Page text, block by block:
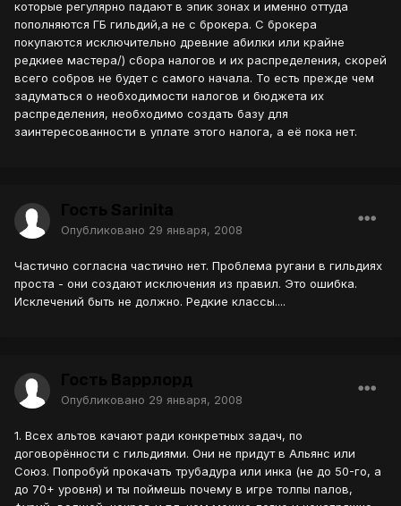
которые регулярно падают в эпик зонах и именно оттуда
пополняются ГБ гильдий,а не с брокера. С брокера
покупаются исключительно древние абилки или крайне
редкиее мастера/) сбора налогов и их распределения, скорей
всего собров не будет с самого начала. То есть прежде чем
задуматься о необходимости налогов и бюджета их
распределения, необходимо создать базу для
заинтересованности в уплате этого налога, а её пока нет.
Опубликовано 29 января, 2008
Частично согласна частично нет. Проблема ругани в гильдиях
проста - они создают исключения из правил. Это ошибка.
Исклечений быть не должно. Редкие классы....
Опубликовано 29 января, 2008
1. Всех альтов качают ради конкретных задач, по
договорённости с гильдиями. Они не придут в Альянс или
Союз. Попробуй прокачать трубадура или инка (не до 50-го, а
до 70+ уровня) и ты поймешь почему в игре толпы палов,